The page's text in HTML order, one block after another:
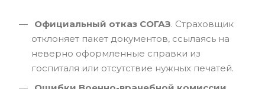
Официальный отказ СОГАЗ. Страховщик
отклоняет пакет документов, ссылаясь на
неверно оформленные справки из
госпиталя или отсутствие нужных печатей.